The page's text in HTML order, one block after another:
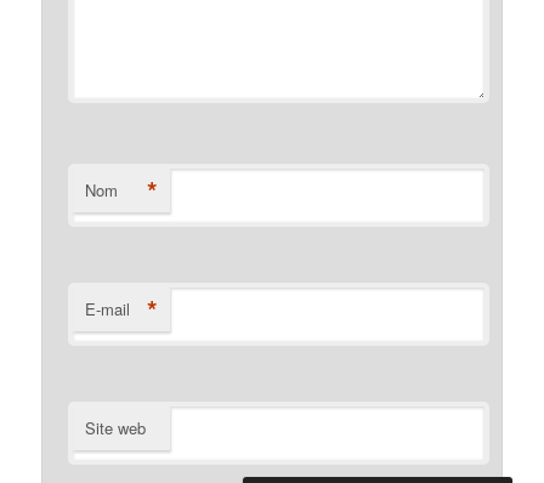
Nom *
E-mail *
Site web